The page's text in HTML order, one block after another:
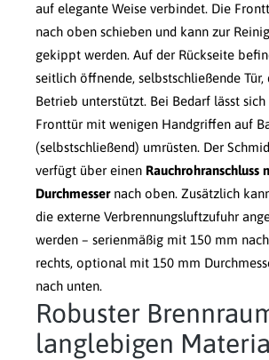
auf elegante Weise verbindet. Die
nach oben schieben und kann zur
gekippt werden. Auf der Rückseite
seitlich öffnende, selbstschließende Tür,
Betrieb unterstützt. Bei Bedarf lässt sich
Fronttür mit wenigen Handgriffen auf
(selbstschließend) umrüsten. Der
verfügt über einen Rauchrohranschluss
Durchmessernach oben. Zusätzlich
die externe Verbrennungsluftzufuhr
werden – serienmäßig mit 150 mm
rechts, optional mit 150 mm
nach unten.
Robuster
langlebigen